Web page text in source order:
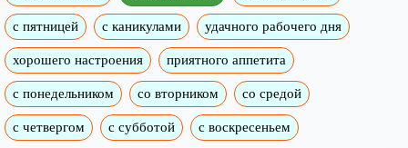
c пятницей с каникулами удачного рабочего дня
хорошего настроения приятного аппетита
с понедельником со вторником со средой
с четвергом с субботой с воскресеньем